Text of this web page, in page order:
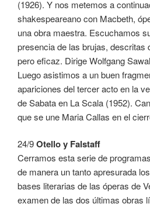
(1926). Y nos metemos a
shakespeareano con Macbeth,
una obra maestra. Escuchamos
presencia de las brujas, descritas
pero eficaz. Dirige Wolfgang
Luego asistimos a un buen
apariciones del tercer acto en la
de Sabata en La Scala (1952).
que se une Maria Callas en el
24/9Otello y Falstaff
Cerramos esta serie de
de manera un tanto apresurada
bases literarias de las óperas de
examen de las dos últimas obras